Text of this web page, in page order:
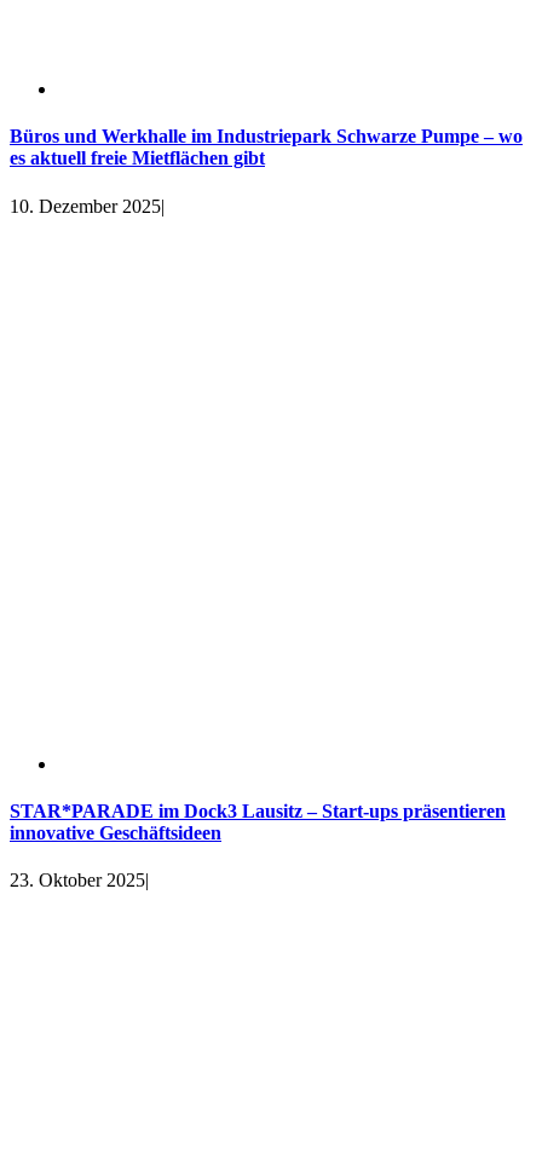
Büros und Werkhalle im Industriepark Schwarze Pumpe – wo
es aktuell freie Mietflächen gibt
10. Dezember 2025|
STAR*PARADE im Dock3 Lausitz – Start-ups präsentieren
innovative Geschäftsideen
23. Oktober 2025|